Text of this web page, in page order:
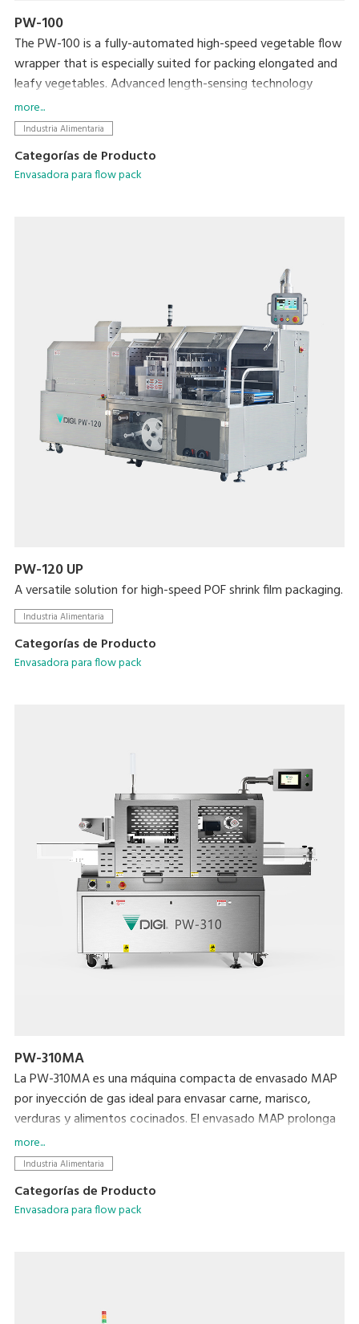
PW-100
The PW-100 is a fully-automated high-speed vegetable flow
wrapper that is especially suited for packing elongated and
leafy vegetables. Advanced length-sensing technology
ensures accurate and speedy packing. This product has a
number of features that reduce packing errors and lock in
more...
Industria Alimentaria
Categorías de Producto
Envasadora para flow pack
PW-120 UP
A versatile solution for high-speed POF shrink film packaging.
Industria Alimentaria
Categorías de Producto
Envasadora para flow pack
PW-310MA
La PW-310MA es una máquina compacta de envasado MAP
por inyección de gas ideal para envasar carne, marisco,
verduras y alimentos cocinados. El envasado MAP prolonga
eficazmente la vida útil de los alimentos al tiempo que
protege su frescura, sabor y aspecto originales.
more...
Industria Alimentaria
Categorías de Producto
Envasadora para flow pack